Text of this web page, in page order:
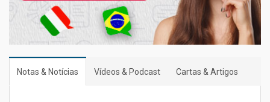
Notas & Notícias Vídeos & Podcast Cartas & Artigos